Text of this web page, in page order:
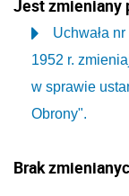
Jest zmieniany
Uchwała
1952 r.
w sprawie
Obrony".
Brak